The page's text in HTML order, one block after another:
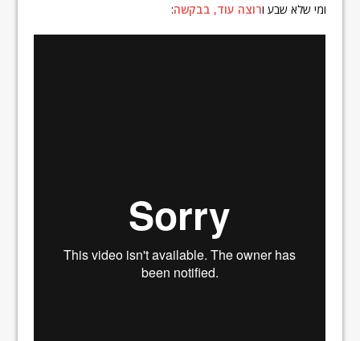
ומי שלא שבע ורוצה עוד, בבקשה: